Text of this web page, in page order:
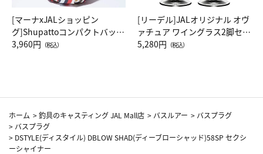
[マーナxJALショッピン
グ]Shupattoコンパクトバッグ
Drop JAL客室乗務員（LC）ス
3,960円 （税込）
[リーデル]JALオリジナル オヴ
ァチュア ワイングラス2脚セッ
ト（レッドワイン）
5,280円 （税込）
ホーム >釣具のキャスティング JAL Mall店 > バスルアー > バスプラグ
> バスプラグ
> DSTYLE(ディスタイル) DBLOW SHAD(ディーブローシャッド)58SP セクシ
ーシャイナー